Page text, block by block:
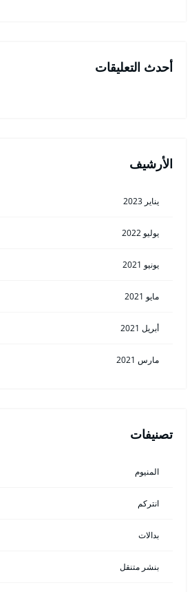
أحدث التعليقات
الأرشيف
يناير 2023
يوليو 2022
يونيو 2021
مايو 2021
أبريل 2021
مارس 2021
تصنيفات
المنيوم
انتركم
بدالات
بنشر متنقل